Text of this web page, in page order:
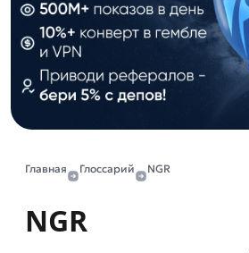
Главная Глоссарий NGR
NGR